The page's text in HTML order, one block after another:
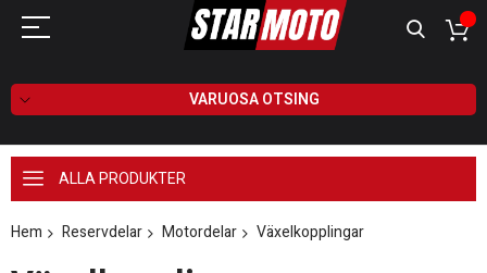
VARUOSA OTSING
ALLA PRODUKTER
Hem Reservdelar Motordelar Växelkopplingar